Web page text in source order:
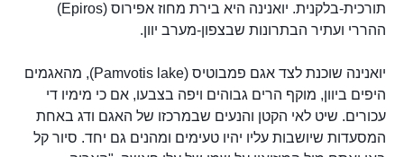
תורכית-בלקנית. יואנינה היא בירת מחוז אפירוס (Epiros)
ההררי ועתיר הבתרונות שבצפון-מערב יוון.
יואנינה שוכנת לצד אגם פמבוטיס (Pamvotis lake), מהאגמים
היפים ביוון, מוקף הרים גבוהים ויפה בצבעו, אם כי מימיו די
עכורים. שיט לאי הקטן והנעים שבמרכזו של האגם ודג באחת
המסעדות שיושבות עליו יהיו טעימים ומהנים גם יחד. סיור קל